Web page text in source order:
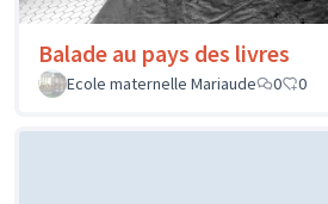
Balade au pays des livres
Ecole maternelle Mariaude
0 0